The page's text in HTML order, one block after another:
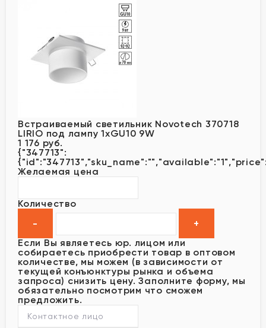
Встраиваемый светильник Novotech 370718
LIRIO под лампу 1xGU10 9W
1 176 руб.
{"347713":
Желаемая цена
Количество
Если Вы являетесь юр. лицом или
собираетесь приобрести товар в оптовом
количестве, мы можем (в зависимости от
текущей конъюнктуры рынка и объема
запроса) снизить цену. Заполните форму, мы
обязательно посмотрим что сможем
предложить.